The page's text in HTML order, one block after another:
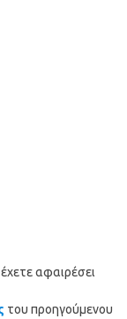
αφαιρέσει
του προηγούμενου